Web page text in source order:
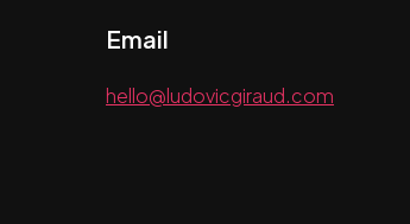
Email
hello@ludovicgiraud.com